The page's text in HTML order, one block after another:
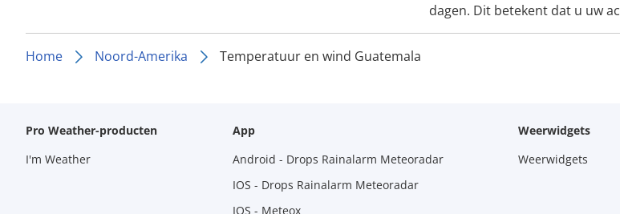
dagen. Dit betekent dat u uw
Home Noord-Amerika Temperatuur en wind Guatemala
Pro Weather-producten
I'm Weather
App
Android - Drops Rainalarm Meteoradar
IOS - Drops Rainalarm Meteoradar
IOS - Meteox
Weerwidgets
Weerwidgets